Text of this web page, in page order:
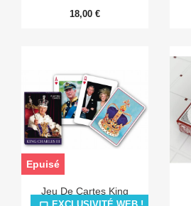
18,00 €
Jeu De Cartes King
Epuisé